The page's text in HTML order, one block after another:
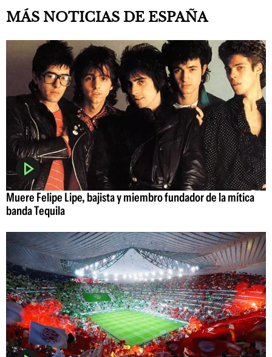
MÁS NOTICIAS DE ESPAÑA
Muere Felipe Lipe, bajista y miembro fundador de la mítica
banda Tequila